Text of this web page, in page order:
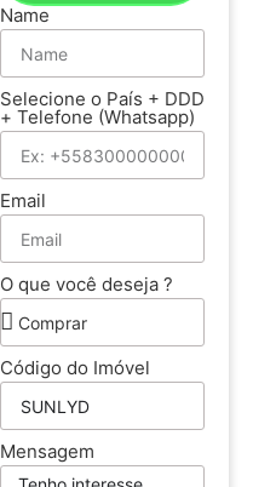
Name
Selecione o País + DDD
+ Telefone (Whatsapp)
Email
O que você deseja ?
Código do Imóvel
Mensagem